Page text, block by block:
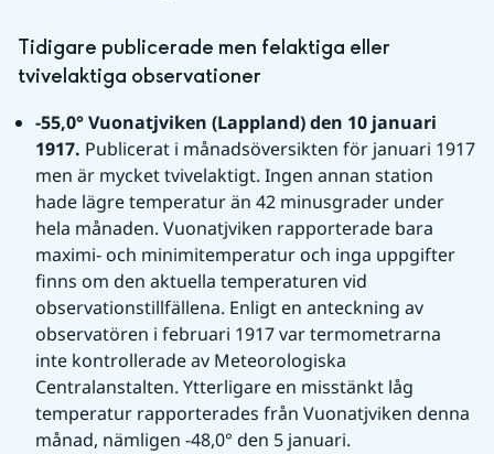
Tidigare publicerade men felaktiga eller
tvivelaktiga observationer
-55,0° Vuonatjviken (Lappland) den 10 januari
1917. Publicerat i månadsöversikten för januari 1917
men är mycket tvivelaktigt. Ingen annan station
hade lägre temperatur än 42 minusgrader under
hela månaden. Vuonatjviken rapporterade bara
maximi- och minimitemperatur och inga uppgifter
finns om den aktuella temperaturen vid
observationstillfällena. Enligt en anteckning av
observatören i februari 1917 var termometrarna
inte kontrollerade av Meteorologiska
Centralanstalten. Ytterligare en misstänkt låg
temperatur rapporterades från Vuonatjviken denna
månad, nämligen -48,0° den 5 januari.